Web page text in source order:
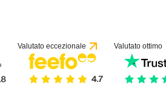
Valutato eccezionale Valutato ottimo